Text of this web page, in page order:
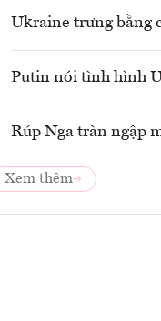
Ukraine trưng bằng
Putin nói tình hình
Rúp Nga tràn ngập
Xem thêm